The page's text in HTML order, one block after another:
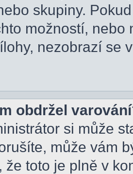
skupiny.
možností,
nezobrazí se
obdržel
si může
může vám
že toto je plně v